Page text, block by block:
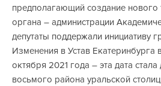
предполагающий создание нового
органа – администрации
депутаты поддержали инициативу
Изменения в Устав Екатеринбурга
октября 2021 года – эта дата
восьмого района уральской